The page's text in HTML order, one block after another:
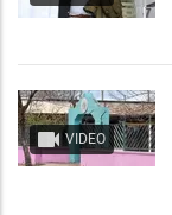
VIDEO